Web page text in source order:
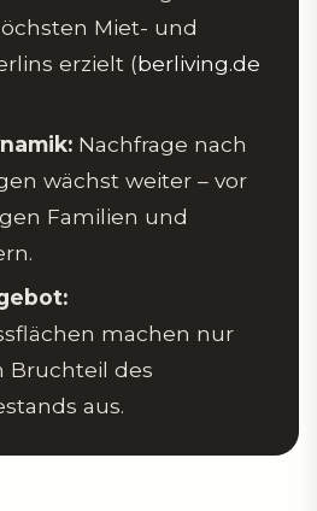
Miet- und
erzielt (berliving.de
Nachfrage nach
wächst weiter – vor
Familien und
machen nur
Bruchteil des
aus.